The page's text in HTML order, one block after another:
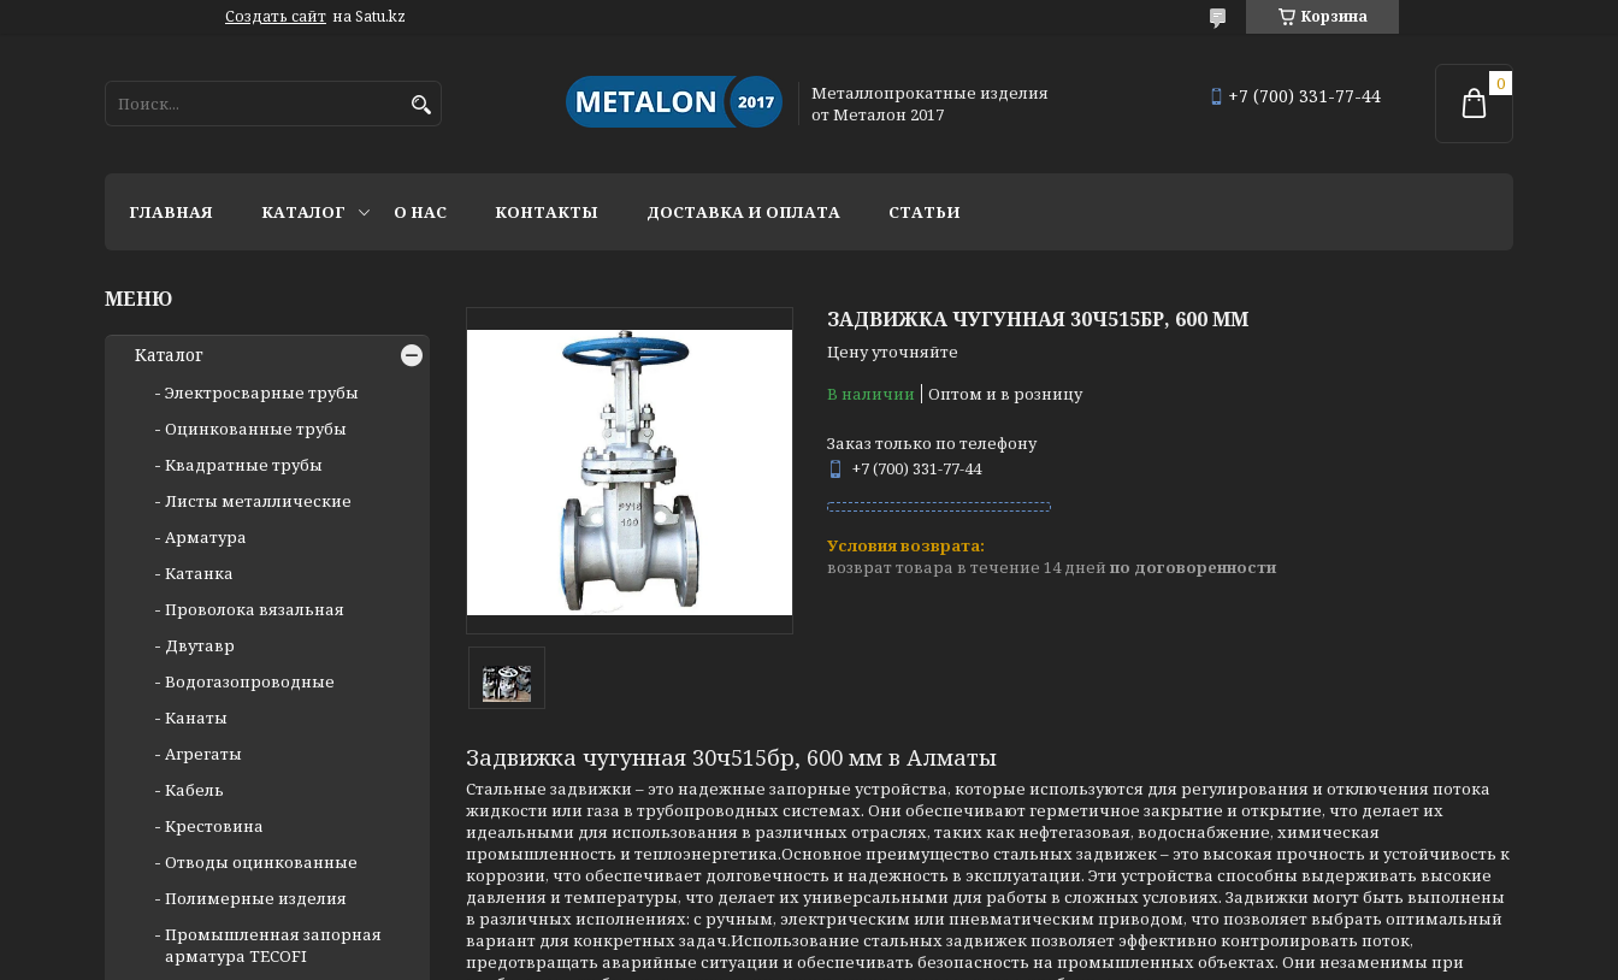
Создать сайт на Satu.kz Корзина
Металлопрокатные изделия
от Металон 2017
+7 (700) 331-77-44
ГЛАВНАЯ КАТАЛОГ О НАС КОНТАКТЫ ДОСТАВКА И ОПЛАТА СТАТЬИ
ЗАДВИЖКА ЧУГУННАЯ 30Ч515БР, 600 ММ
Цену уточняйте
В наличии
Оптом и в розницу
Заказ только по телефону
+7 (700) 331-77-44
возврат товара в течение 14 дней по договоренности
Задвижка чугунная 30ч515бр, 600 мм в Алматы
Стальные задвижки – это надежные запорные устройства, которые используются для регулирования и отключения потока
жидкости или газа в трубопроводных системах. Они обеспечивают герметичное закрытие и открытие, что делает их
идеальными для использования в различных отраслях, таких как нефтегазовая, водоснабжение, химическая
промышленность и теплоэнергетика.Основное преимущество стальных задвижек – это высокая прочность и устойчивость к
коррозии, что обеспечивает долговечность и надежность в эксплуатации. Эти устройства способны выдерживать высокие
давления и температуры, что делает их универсальными для работы в сложных условиях. Задвижки могут быть выполнены
в различных исполнениях: с ручным, электрическим или пневматическим приводом, что позволяет выбрать оптимальный
вариант для конкретных задач.Использование стальных задвижек позволяет эффективно контролировать поток,
предотвращать аварийные ситуации и обеспечивать безопасность на промышленных объектах. Они незаменимы при
Каталог
Электросварные трубы
Оцинкованные трубы
Квадратные трубы
Листы металлические
Арматура
Катанка
Проволока вязальная
Двутавр
Водогазопроводные
Канаты
Агрегаты
Кабель
Крестовина
Отводы оцинкованные
Полимерные изделия
Промышленная запорная
арматура TECOFI